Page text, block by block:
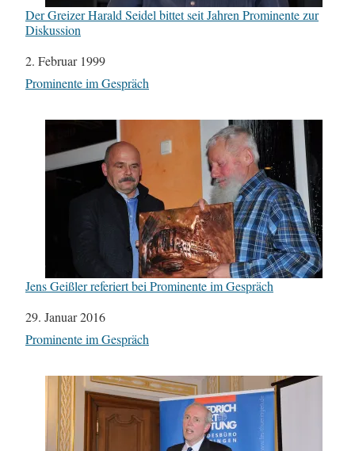
Der Greizer Harald Seidel bittet seit Jahren Prominente zur
Diskussion
Datum
2. Februar 1999
In Bezug auf
Prominente im Gespräch
Jens Geißler referiert bei Prominente im Gespräch
Datum
29. Januar 2016
In Bezug auf
Prominente im Gespräch